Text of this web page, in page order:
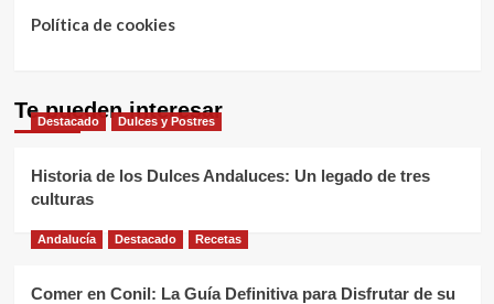
Política de cookies
Te pueden interesar
Destacado Dulces y Postres
Historia de los Dulces Andaluces: Un legado de tres
culturas
Andalucía Destacado Recetas
Comer en Conil: La Guía Definitiva para Disfrutar de su